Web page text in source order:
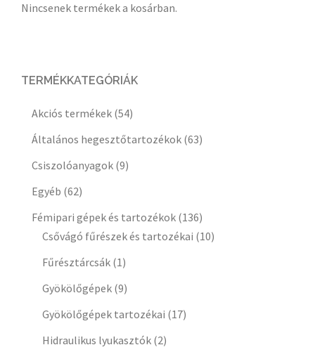
Nincsenek termékek a kosárban.
TERMÉKKATEGÓRIÁK
Akciós termékek (54)
Általános hegesztőtartozékok (63)
Csiszolóanyagok (9)
Egyéb (62)
Fémipari gépek és tartozékok (136)
Csővágó fűrészek és tartozékai (10)
Fűrésztárcsák (1)
Gyökölőgépek (9)
Gyökölőgépek tartozékai (17)
Hidraulikus lyukasztók (2)